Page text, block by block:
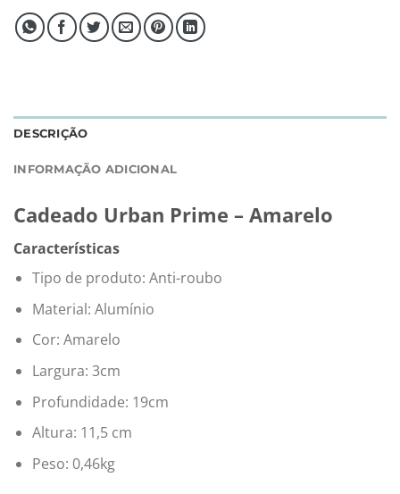
DESCRIÇÃO
INFORMAÇÃO ADICIONAL
Cadeado Urban Prime – Amarelo
Características
Tipo de produto: Anti-roubo
Material: Alumínio
Cor: Amarelo
Largura: 3cm
Profundidade: 19cm
Altura: 11,5 cm
Peso: 0,46kg